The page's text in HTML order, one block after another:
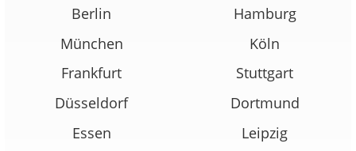
Berlin
Hamburg
München
Köln
Frankfurt
Stuttgart
Düsseldorf
Dortmund
Essen
Leipzig